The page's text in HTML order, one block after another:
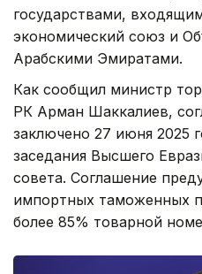
государствами,
экономический союз и
Арабскими Эмиратами.
Как сообщил министр
РК Арман Шаккалиев,
заключено 27 июня 2025
заседания Высшего
совета. Соглашение
импортных таможенных
более 85% товарной